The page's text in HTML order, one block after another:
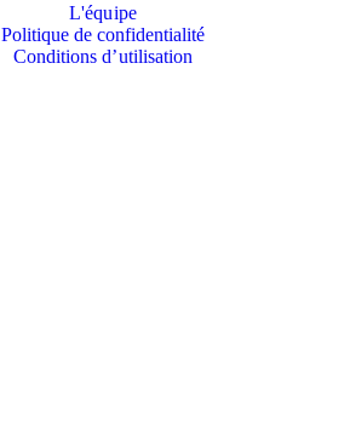
L'équipe
Politique de confidentialité
Conditions d’utilisation